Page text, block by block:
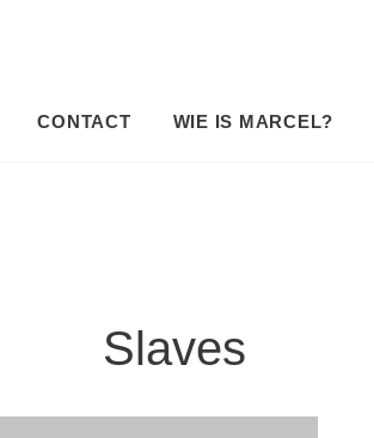
CONTACT WIE IS MARCEL?
Slaves